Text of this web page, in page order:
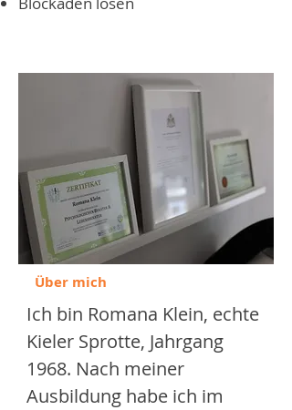
Über mich
Ich bin Romana Klein, echte
Kieler Sprotte, Jahrgang
1968. Nach meiner
Ausbildung habe ich im